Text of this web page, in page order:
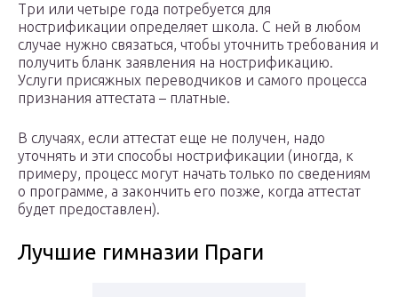
Три или четыре года потребуется для
нострификации определяет школа. С ней в любом
случае нужно связаться, чтобы уточнить требования и
получить бланк заявления на нострификацию.
Услуги присяжных переводчиков и самого процесса
признания аттестата – платные.
В случаях, если аттестат еще не получен, надо
уточнять и эти способы нострификации (иногда, к
примеру, процесс могут начать только по сведениям
о программе, а закончить его позже, когда аттестат
будет предоставлен).
Лучшие гимназии Праги